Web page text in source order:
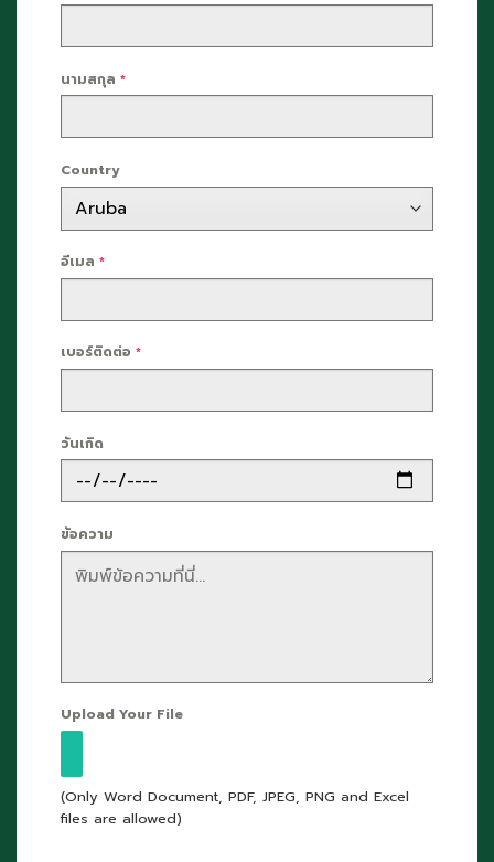
นามสกุล *
Country
อีเมล *
เบอร์ติดต่อ *
วันเกิด
ข้อความ
Upload Your File
(Only Word Document, PDF, JPEG, PNG and Excel
files are allowed)